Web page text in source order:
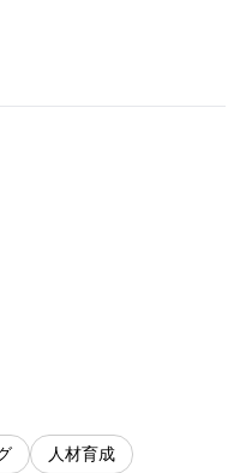
人材育成